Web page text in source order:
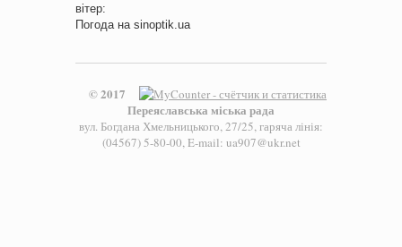
вітер:
Погода на sinoptik.ua
© 2017
Переяславська міська рада
вул. Богдана Хмельницького, 27/25, гаряча лінія:
(04567) 5-80-00, E-mail: ua907@ukr.net